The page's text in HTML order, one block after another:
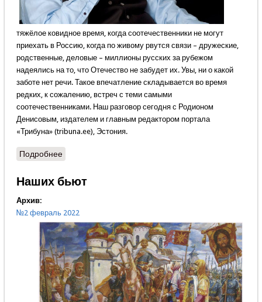
тяжёлое ковидное время, когда соотечественники не могут
приехать в Россию, когда по живому рвутся связи – дружеские,
родственные, деловые – миллионы русских за рубежом
надеялись на то, что Отечество не забудет их. Увы, ни о какой
заботе нет речи. Такое впечатление складывается во время
редких, к сожалению, встреч с теми самыми
соотечественниками. Наш разговор сегодня с Родионом
Денисовым, издателем и главным редактором портала
«Трибуна» (tribuna.ee), Эстония.
Подробнеео С “большой земли” мы слышим только большое
Наших бьют
Архив:
№2 февраль 2022